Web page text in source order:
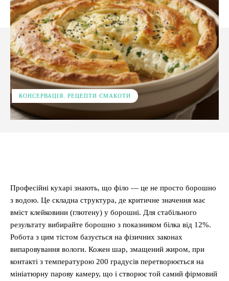
КОНСЕРВАЦІЯ. РЕЦЕПТИ СМАКОТИ
Професійні кухарі знають, що філо — це не просто борошно
з водою. Це складна структура, де критичне значення має
вміст клейковини (глютену) у борошні. Для стабільного
результату вибирайте борошно з показником білка від 12%.
Робота з цим тістом базується на фізичних законах
випаровування вологи. Кожен шар, змащений жиром, при
контакті з температурою 200 градусів перетворюється на
мініатюрну парову камеру, що і створює той самий фірмовий